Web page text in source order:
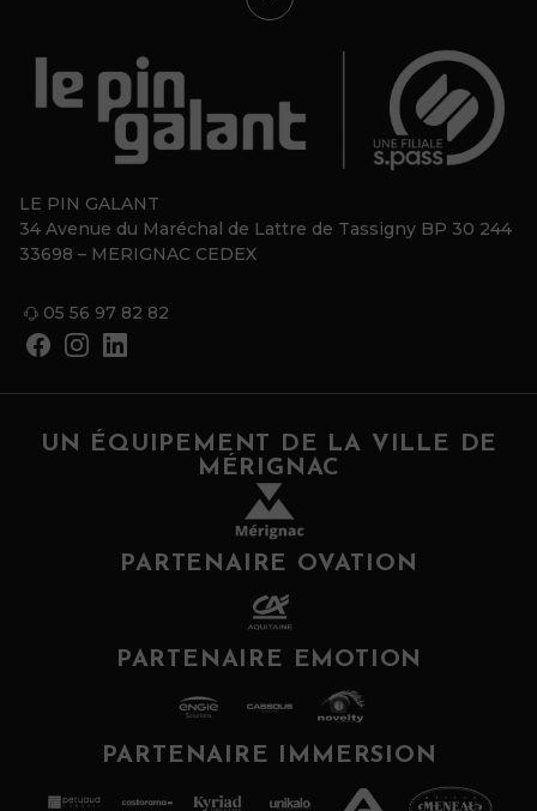
LE PIN GALANT
34 Avenue du Maréchal de Lattre de Tassigny BP 30 244
33698 – MERIGNAC CEDEX
05 56 97 82 82
UN ÉQUIPEMENT DE LA VILLE DE
MÉRIGNAC
PARTENAIRE OVATION
PARTENAIRE EMOTION
PARTENAIRE IMMERSION